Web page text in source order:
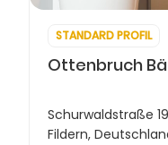
STANDARD PROFIL
Ottenbruch
Schurwaldstraße
Fildern,